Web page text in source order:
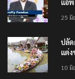
รู้จั
แอ
25 มิ
ปลั
แต่